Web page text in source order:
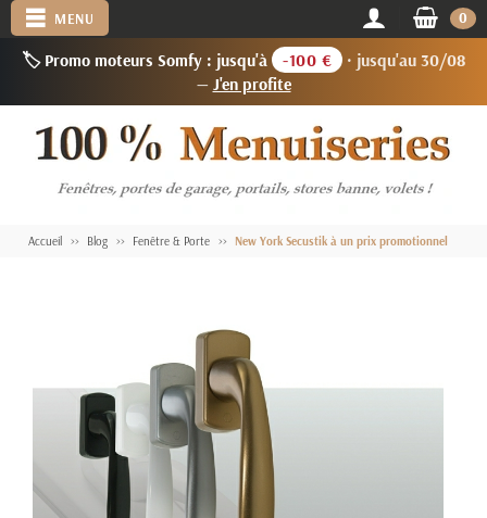
🏷️ Promo moteurs Somfy : jusqu'à -100 €
· jusqu'au 30/08
— J'en profite
MENU 0
Accueil Blog Fenêtre & Porte New York Secustik à un prix promotionnel